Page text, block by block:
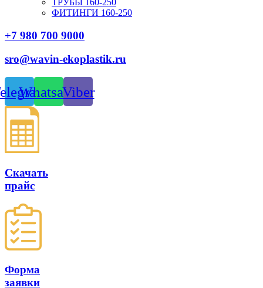
ТРУБЫ 160-250
ФИТИНГИ 160-250
+7 980 700 9000
sro@wavin-ekoplastik.ru
WhatsappViber
Скачать
прайс
Форма
заявки